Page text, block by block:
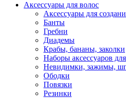
Аксессуары для волос
Аксессуары для
Банты
Гребни
Диадемы
Крабы, бананы, заколки
Наборы аксессуаров
Невидимки, зажимы,
Ободки
Повязки
Резинки